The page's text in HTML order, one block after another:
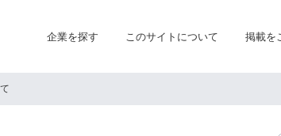
企業を探す このサイトについて 掲載を